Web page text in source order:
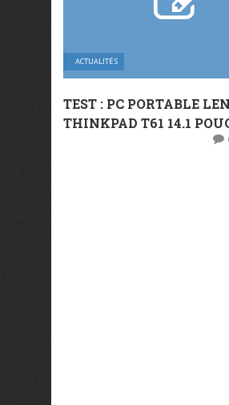
ACTUALITÉS
TEST : PC PORTABLE
THINKPAD T61 14.1